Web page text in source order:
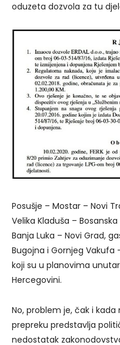
oduzeta dozvola za tu
Posušje – Mostar – Novi
Velika Kladuša –
Banja Luka – Novi Grad,
Bugojna i Gornjeg Vakufa
koji su u planovima
Hercegovini.
No, problem je, čak i
prepreku predstavlja
nedostatak